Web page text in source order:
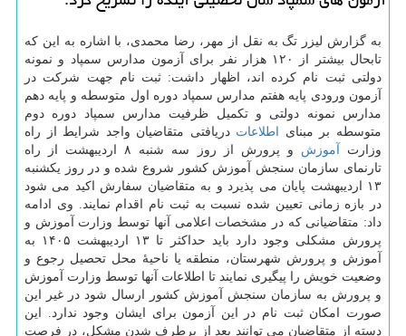
به گزارش لیزر تگ به نقل از مهر، رضا محمدی، با اشاره به این که
تابحال بیشتر از ۱۲۰ هزار نفر برای آزمون مدارس سمپاد و نمونه
دولتی ثبت نام کرده اند، اظهار داشت: ثبت نام جهت شرکت در
آزمون ورودی پایه هفتم مدارس سمپاد دوره اول متوسطه و پایه دهم
مدارس نمونه دولتی و تکمیل ظرفیت مدارس سمپاد دوره دوم
متوسطه بر مبنای اطلاعات دریافتی متقاضیان واجد شرایط از راه
وزارت آموزش
و پرورش از روز سه شنبه ۸ اردیبهشت از راه
تارنمای سازمان سنجش آموزش کشور شروع شده و در روز یکشنبه
۱۳ اردیبهشت پایان می پذیرد و به متقاضیان سفارش اکید می شود
در بازه زمانی تعیین شده نسبت به ثبت نام اقدام نمایند. وی ادامه
داد: متقاضیانی که در مشخصات اعلامی آنها توسط وزارت آموزش و
پرورش مشکلی وجود دارد باید حداکثر تا ۱۳ اردیبهشت ۱۴۰۵ به
آموزش و پرورش شهرستان، منطقه یا ناحیهٔ محل تحصیل رجوع و
وضعیت خویش را پیگیری نمایند تا اطلاعات آنها توسط وزارت آموزش
و پرورش به سازمان سنجش آموزش کشور ارسال شود در غیر این
صورت امکان ثبت نام در این آزمون برای ایشان وجود ندارد. این
دسته از متقاضیان می توانند بعد از برطرف شدن مشکل، در فرصت